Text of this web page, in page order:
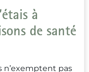
à
de santé
n’exemptent pas